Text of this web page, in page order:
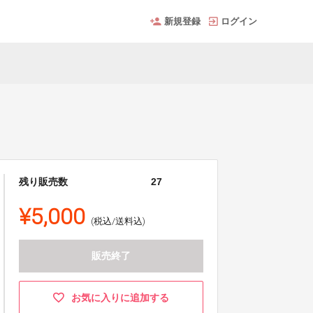
新規登録 ログイン
残り販売数 27
¥5,000 (税込/送料込)
販売終了
お気に入りに追加する